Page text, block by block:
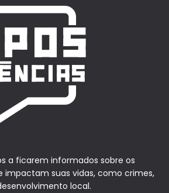
a ficarem informados sobre os
suas vidas, como crimes,
local.